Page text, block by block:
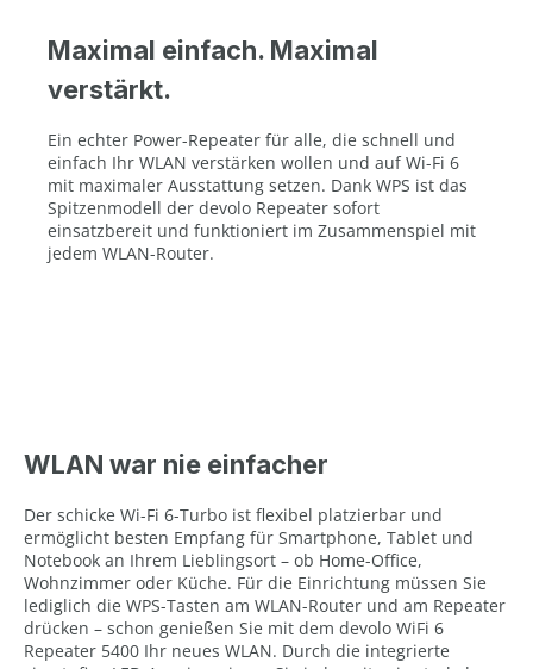
Maximal einfach. Maximal
verstärkt.
Ein echter Power-Repeater für alle, die schnell und
einfach Ihr WLAN verstärken wollen und auf Wi-Fi 6
mit maximaler Ausstattung setzen. Dank WPS ist das
Spitzenmodell der devolo Repeater sofort
einsatzbereit und funktioniert im Zusammenspiel mit
jedem WLAN-Router.
WLAN war nie einfacher
Der schicke Wi-Fi 6-Turbo ist flexibel platzierbar und
ermöglicht besten Empfang für Smartphone, Tablet und
Notebook an Ihrem Lieblingsort – ob Home-Office,
Wohnzimmer oder Küche. Für die Einrichtung müssen Sie
lediglich die WPS-Tasten am WLAN-Router und am Repeater
drücken – schon genießen Sie mit dem devolo WiFi 6
Repeater 5400 Ihr neues WLAN. Durch die integrierte